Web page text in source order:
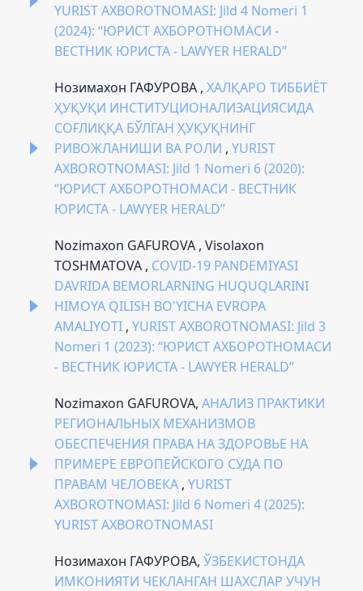
YURIST AXBOROTNOMASI: Jild 4 Nomeri 1
(2024): “ЮРИСТ АХБОРОТНОМАСИ -
ВЕСТНИК ЮРИСТА - LAWYER HERALD”
Нозимахон ГАФУРОВА , ХАЛҚАРО ТИББИЁТ
ҲУҚУҚИ ИНСТИТУЦИОНАЛИЗАЦИЯСИДА
СОҒЛИҚҚА БЎЛГАН ҲУҚУҚНИНГ
РИВОЖЛАНИШИ ВА РОЛИ , YURIST
AXBOROTNOMASI: Jild 1 Nomeri 6 (2020):
“ЮРИСТ АХБОРОТНОМАСИ - ВЕСТНИК
ЮРИСТА - LAWYER HERALD”
Nozimaxon GAFUROVA , Visolaxon
TOSHMATOVA , COVID-19 PANDEMIYASI
DAVRIDA BEMORLARNING HUQUQLARINI
HIMOYA QILISH BO'YICHA EVROPA
AMALIYOTI , YURIST AXBOROTNOMASI: Jild 3
Nomeri 1 (2023): “ЮРИСТ АХБОРОТНОМАСИ
- ВЕСТНИК ЮРИСТА - LAWYER HERALD”
Nozimaxon GAFUROVA, АНАЛИЗ ПРАКТИКИ
РЕГИОНАЛЬНЫХ МЕХАНИЗМОВ
ОБЕСПЕЧЕНИЯ ПРАВА НА ЗДОРОВЬЕ НА
ПРИМЕРЕ ЕВРОПЕЙСКОГО СУДА ПО
ПРАВАМ ЧЕЛОВЕКА , YURIST
AXBOROTNOMASI: Jild 6 Nomeri 4 (2025):
YURIST AXBOROTNOMASI
Нозимахон ГАФУРОВА, ЎЗБЕКИСТОНДА
ИМКОНИЯТИ ЧЕКЛАНГАН ШАХСЛАР УЧУН